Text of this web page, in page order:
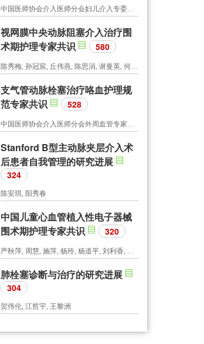
中国医师协会介入医师分会妇儿介入专委会工作组
视网膜中央动脉阻塞介入治疗围
术期护理专家共识
580
陈秀梅, 孙冠宸, 丘伟燕, 陈思涓, 谢曼英, 何丽娟, 广东省护士协会介入护士分会, 广东省医师协会介入医师分会
支气管动脉栓塞治疗咯血护理规
范专家共识
528
中国医师协会介入医师分会外周血管专家工作委员会
Stanford B型主动脉夹层介入术
后患者自我管理的研究进展
324
陈安琪, 阳秀春
中国儿童心血管植入性电子器械
围术期护理专家共识
320
严秋萍, 周慧, 施萍, 杨玲, 杨道平, 刘利香, 中国医师协会儿科医师分会心血管专委会护理学组
肺栓塞诊断与治疗的研究进展
304
贺伟伦, 江哲宇, 王黎洲